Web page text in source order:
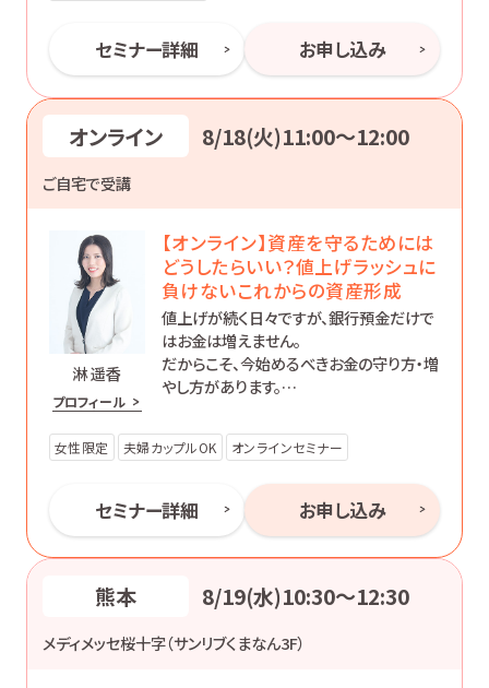
セミナー詳細 お申し込み
オンライン 8/18(火)11:00〜12:00
ご自宅で受講
淋 遥香
プロフィール
【オンライン】資産を守るためには
どうしたらいい？値上げラッシュに
負けないこれからの資産形成
値上げが続く日々ですが、銀行預金だけで
はお金は増えません。
だからこそ、今始めるべきお金の守り方・増
やし方があります。
産形成について丁寧にお伝えします。
女性限定 夫婦カップルOK オンラインセミナー
セミナー詳細 お申し込み
熊本 8/19(水)10:30〜12:30
メディメッセ桜十字（サンリブくまなん3F）